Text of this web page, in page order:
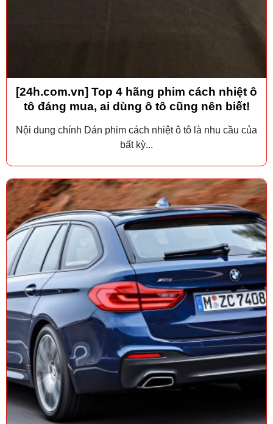
[24h.com.vn] Top 4 hãng phim cách nhiệt ô
tô đáng mua, ai dùng ô tô cũng nên biết!
Nội dung chính Dán phim cách nhiệt ô tô là nhu cầu của
bất kỳ...